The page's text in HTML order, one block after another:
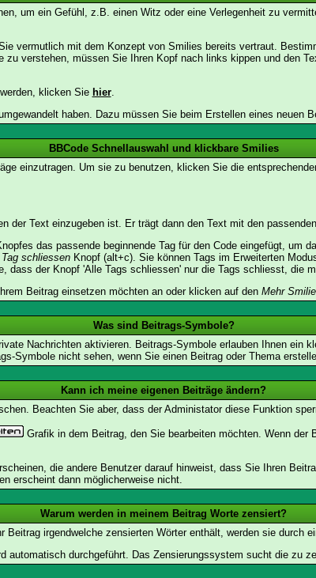
um ein Gefühl, z.B. einen Witz oder eine Verlegenheit zu
vermutlich mit dem Konzept von Smilies bereits vertraut.
verstehen, müssen Sie Ihren Kopf nach links kippen und den
klicken Sie hier.
haben. Dazu müssen Sie beim Erstellen eines neuen
BBCode Schnellauswahl und klickbare Smilies
einzutragen. Um sie zu benutzen, klicken Sie die
der Text einzugeben ist. Er trägt dann den Text mit den
das passende beginnende Tag für den Code eingefügt, um
schliessenKnopf (alt+c). Sie können Tags im Erweiterten
der Knopf 'Alle Tags schliessen' nur die Tags schliesst, die
Beitrag einsetzen möchten an oder klicken auf den Mehr
Was sind Beitrags-Symbole?
Nachrichten aktivieren. Beitrags-Symbole erlauben Ihnen ein
Symbole nicht sehen, wenn Sie einen Beitrag oder Thema
Kann ich meine eigenen Beiträge ändern?
Beachten Sie aber, dass der Administator diese Funktion
Grafik in dem Beitrag, den Sie bearbeiten möchten. Wenn
die andere Benutzer darauf hinweist, dass Sie Ihren
erscheint dann möglicherweise nicht.
Warum werden in meinem Beitrag Worte zensiert?
irgendwelche zensierten Wörter enthält, werden sie durch
automatisch durchgeführt. Das Zensierungssystem sucht die zu